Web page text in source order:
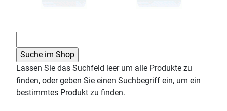
Lassen Sie das Suchfeld leer um alle Produkte zu
finden, oder geben Sie einen Suchbegriff ein, um ein
bestimmtes Produkt zu finden.